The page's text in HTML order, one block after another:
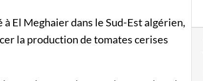
El Meghaier dans le Sud-Est algérien,
la production de tomates cerises